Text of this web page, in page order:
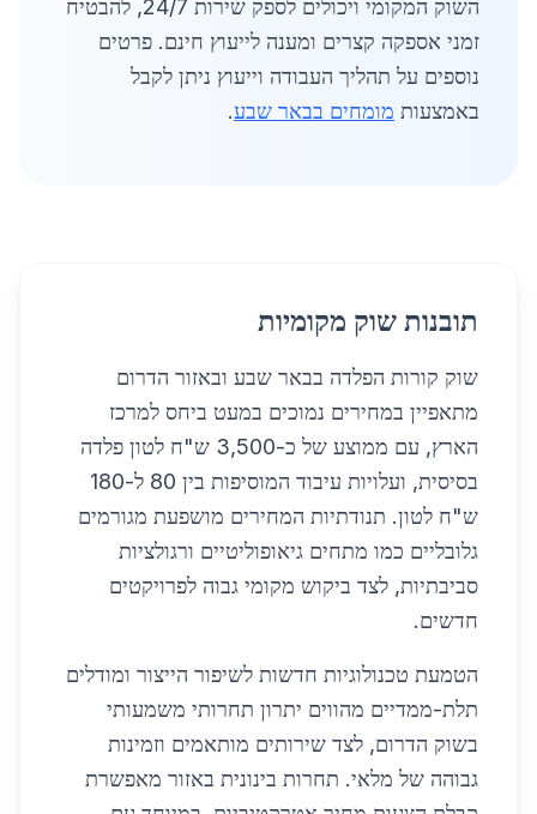
השוק המקומי ויכולים לספק שירות 24/7, להבטיח
זמני אספקה קצרים ומענה לייעוץ חינם. פרטים
נוספים על תהליך העבודה וייעוץ ניתן לקבל
באמצעות מומחים בבאר שבע.
תובנות שוק מקומיות
שוק קורות הפלדה בבאר שבע ובאזור הדרום
מתאפיין במחירים נמוכים במעט ביחס למרכז
הארץ, עם ממוצע של כ-3,500 ש"ח לטון פלדה
בסיסית, ועלויות עיבוד המוסיפות בין 80 ל-180
ש"ח לטון. תנודתיות המחירים מושפעת מגורמים
גלובליים כמו מתחים גיאופוליטיים ורגולציות
סביבתיות, לצד ביקוש מקומי גבוה לפרויקטים
חדשים.
הטמעת טכנולוגיות חדשות לשיפור הייצור ומודלים
תלת-ממדיים מהווים יתרון תחרותי משמעותי
בשוק הדרום, לצד שירותים מותאמים וזמינות
גבוהה של מלאי. תחרות בינונית באזור מאפשרת